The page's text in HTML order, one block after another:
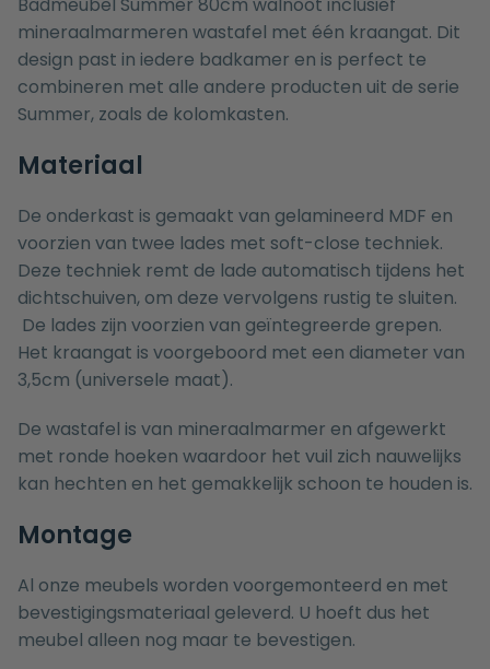
Badmeubel Summer 80cm walnoot inclusief
mineraalmarmeren wastafel met één kraangat. Dit
design past in iedere badkamer en is perfect te
combineren met alle andere producten uit de serie
Summer, zoals de kolomkasten.
Materiaal
De onderkast is gemaakt van gelamineerd MDF en
voorzien van twee lades met soft-close techniek.
Deze techniek remt de lade automatisch tijdens het
dichtschuiven, om deze vervolgens rustig te sluiten.
De lades zijn voorzien van geïntegreerde grepen.
Het kraangat is voorgeboord met een diameter van
3,5cm (universele maat).
De wastafel is van mineraalmarmer en afgewerkt
met ronde hoeken waardoor het vuil zich nauwelijks
kan hechten en het gemakkelijk schoon te houden is.
Montage
Al onze meubels worden voorgemonteerd en met
bevestigingsmateriaal geleverd. U hoeft dus het
meubel alleen nog maar te bevestigen.